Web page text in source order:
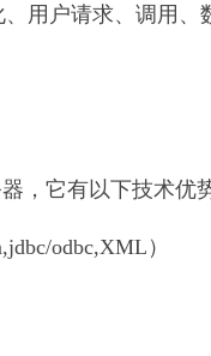
户请求、调用、
它有以下技术优
odbc,XML）